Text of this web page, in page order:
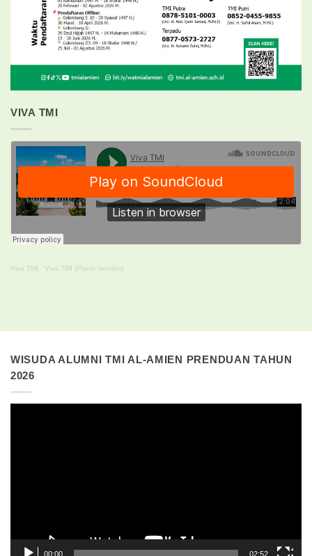
VIVA TMI
Viva TMI · Viva TMI (Piano Version)
WISUDA ALUMNI TMI AL-AMIEN PRENDUAN TAHUN
2026
00:00 02:52